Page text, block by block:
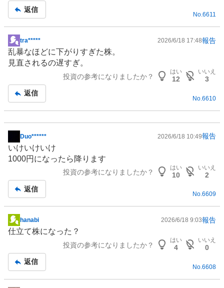
返信
No.6611
掲
示
板
tra***** 2026/6/18 17:48報告
乱暴なほどに下がりすぎた株。
見直されるの遅すぎ。
投資の参考になりましたか？
はい
12
いいえ
3
返信
No. 6610
掲
示
板
Duo****** 2026/6/18 10:49報告
いけいけいけ
1000円になったら降ります
投資の参考になりましたか？
はい
10
いいえ
2
返信
No.6609
掲
示
事
hanabi 2026/6/18 9:03報告
仕立て株になった？
投資の参考になりましたか？
はい
4
いいえ
0
返信
No. 6608